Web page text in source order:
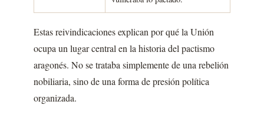
Estas reivindicaciones explican por qué la Unión
ocupa un lugar central en la historia del pactismo
aragonés. No se trataba simplemente de una rebelión
nobiliaria, sino de una forma de presión política
organizada.